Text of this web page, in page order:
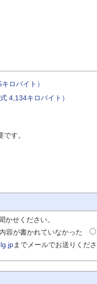
ロバイト）
4,134キロバイト）
です。
かせください。
容が書かれていなかった
までメールでお送りくださ